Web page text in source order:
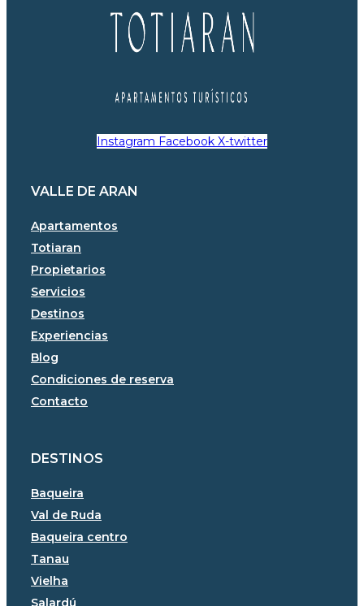
Instagram Facebook X-twitter
VALLE DE ARAN
Apartamentos
Totiaran
Propietarios
Servicios
Destinos
Experiencias
Blog
Condiciones de reserva
Contacto
DESTINOS
Baqueira
Val de Ruda
Baqueira centro
Tanau
Vielha
Salardú